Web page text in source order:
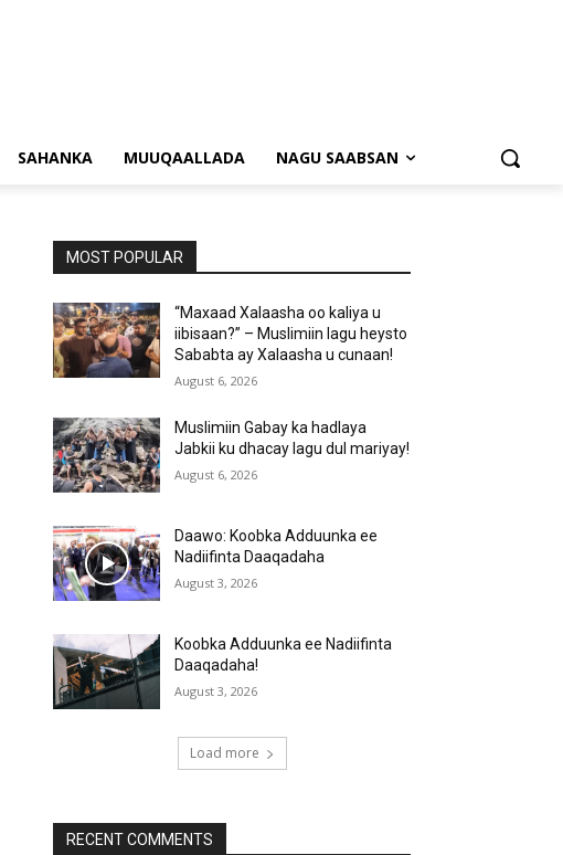
SAHANKA MUUQAALLADA NAGU SAABSAN
MOST POPULAR
“Maxaad Xalaasha oo kaliya u
iibisaan?” – Muslimiin lagu heysto
Sababta ay Xalaasha u cunaan!
August 6, 2026
Muslimiin Gabay ka hadlaya
Jabkii ku dhacay lagu dul mariyay!
August 6, 2026
Daawo: Koobka Adduunka ee
Nadiifinta Daaqadaha
August 3, 2026
Koobka Adduunka ee Nadiifinta
Daaqadaha!
August 3, 2026
Load more
RECENT COMMENTS